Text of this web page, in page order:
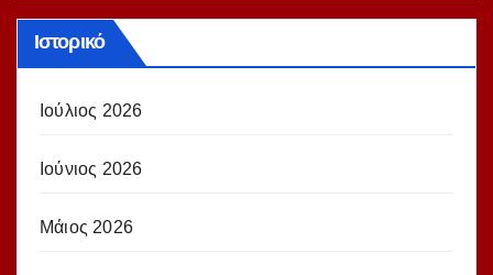
Ιστορικό
Ιούλιος 2026
Ιούνιος 2026
Μάιος 2026